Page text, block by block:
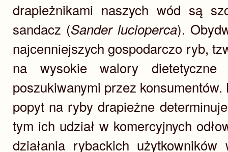
drapieżnikami naszych wód są
sandacz (Sander lucioperca).
najcenniejszych gospodarczo ryb,
na wysokie walory
poszukiwanymi przez
popyt na ryby drapieżne
tym ich udział w komercyjnych
działania rybackich